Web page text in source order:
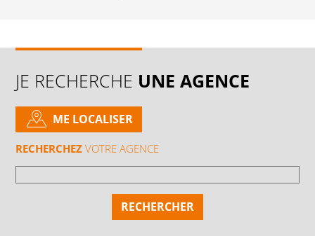
JE RECHERCHE UNE AGENCE
RECHERCHEZ VOTRE AGENCE
ME LOCALISER